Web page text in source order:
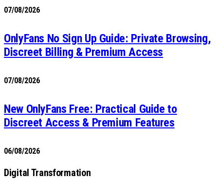
07/08/2026
OnlyFans No Sign Up Guide: Private Browsing,
Discreet Billing & Premium Access
07/08/2026
New OnlyFans Free: Practical Guide to
Discreet Access & Premium Features
06/08/2026
Digital Transformation